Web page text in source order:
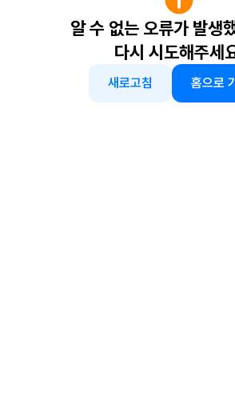
알 수 없는 오류가 발생
다시 시도해주세
새로고침 홈으로